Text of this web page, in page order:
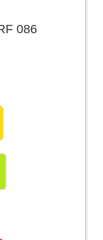
086